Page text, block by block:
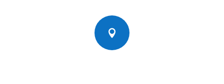
